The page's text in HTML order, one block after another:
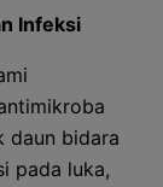
Infeksi
daun bidara
pada luka,